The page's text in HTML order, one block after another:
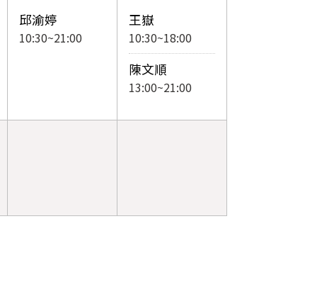
邱渝婷
10:30~21:00
王嶽
10:30~18:00
陳文順
13:00~21:00